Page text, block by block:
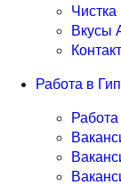
Вкусы
Работа в